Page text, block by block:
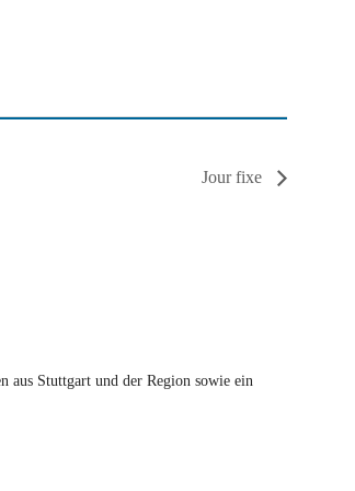
Jour fixe
aus Stuttgart und der Region sowie ein